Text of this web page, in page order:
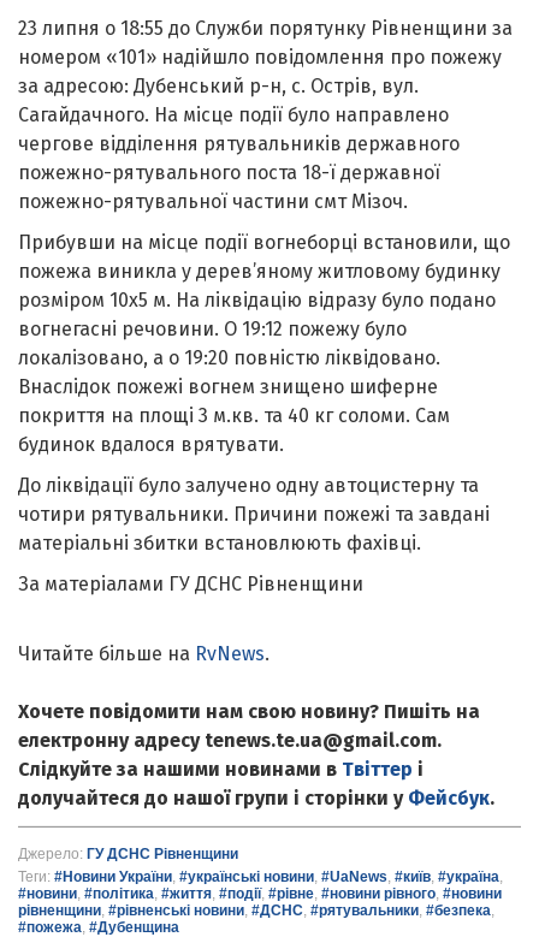
23 липня о 18:55 до Служби порятунку Рівненщини за
номером «101» надійшло повідомлення про пожежу
за адресою: Дубенський р-н, c. Острів, вул.
Сагайдачного. На місце події було направлено
чергове відділення рятувальників державного
пожежно-рятувального поста 18-ї державної
пожежно-рятувальної частини смт Мізоч.
Прибувши на місце події вогнеборці встановили, що
пожежа виникла у дерев’яному житловому будинку
розміром 10х5 м. На ліквідацію відразу було подано
вогнегасні речовини. О 19:12 пожежу було
локалізовано, а о 19:20 повністю ліквідовано.
Внаслідок пожежі вогнем знищено шиферне
покриття на площі 3 м.кв. та 40 кг соломи. Сам
будинок вдалося врятувати.
До ліквідації було залучено одну автоцистерну та
чотири рятувальники. Причини пожежі та завдані
матеріальні збитки встановлюють фахівці.
За матеріалами ГУ ДСНС Рівненщини
Читайте більше на RvNews.
Хочете повідомити нам свою новину? Пишіть на
електронну адресу tenews.te.ua@gmail.com.
Слідкуйте за нашими новинами в Твіттер і
долучайтеся до нашої групи і сторінки у Фейсбук.
Джерело: ГУ ДСНС Рівненщини
Теги: #Новини України, #українські новини, #UaNews, #київ, #україна,
#новини, #політика, #життя, #події, #рівне, #новини рівного, #новини
рівненщини, #рівненські новини, #ДСНС, #рятувальники, #безпека,
#пожежа, #Дубенщина